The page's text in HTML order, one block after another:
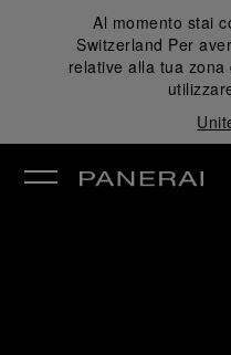
Al momento stai
Switzerland Per
relative alla tua